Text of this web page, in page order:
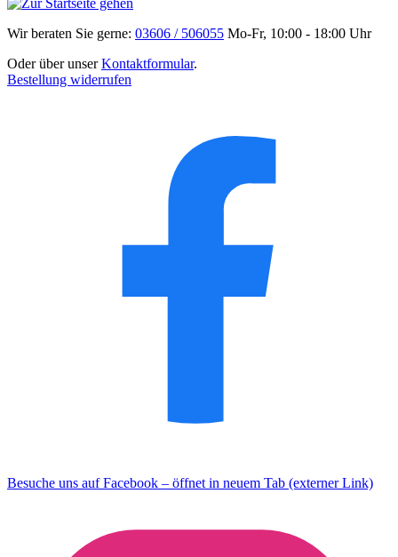
Wir beraten Sie gerne: 03606 / 506055 Mo-Fr, 10:00 - 18:00 Uhr
Oder über unserKontaktformular.
Bestellung widerrufen
Besuche uns auf Facebook – öffnet in neuem Tab (externer Link)